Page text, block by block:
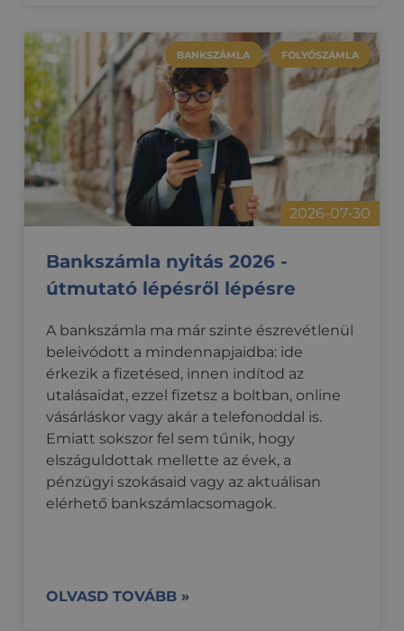
BANKSZÁMLA FOLYÓSZÁMLA
2026-07-30
Bankszámla nyitás 2026 -
útmutató lépésről lépésre
A bankszámla ma már szinte észrevétlenül
beleivódott a mindennapjaidba: ide
érkezik a fizetésed, innen indítod az
utalásaidat, ezzel fizetsz a boltban, online
vásárláskor vagy akár a telefonoddal is.
Emiatt sokszor fel sem tűnik, hogy
elszáguldottak mellette az évek, a
pénzügyi szokásaid vagy az aktuálisan
elérhető bankszámlacsomagok.
OLVASD TOVÁBB »